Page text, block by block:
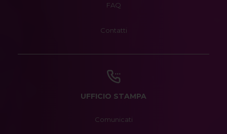
FAQ
Contatti
UFFICIO STAMPA
Comunicati